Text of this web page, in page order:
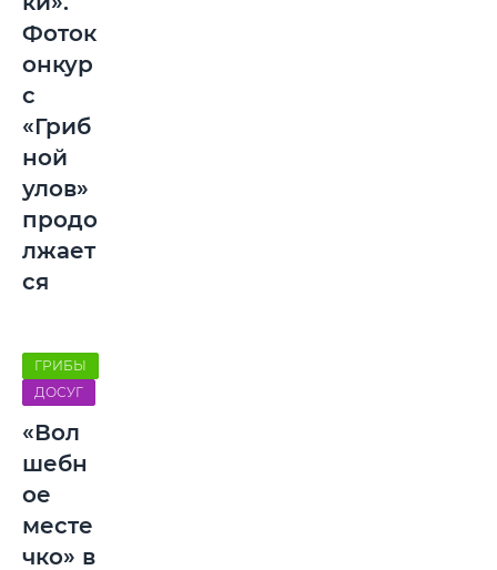
Фоток
онкур
с
«Гриб
ной
улов»
продо
лжает
ся
ГРИБЫ
ДОСУГ
«Вол
шебн
ое
месте
чко» в